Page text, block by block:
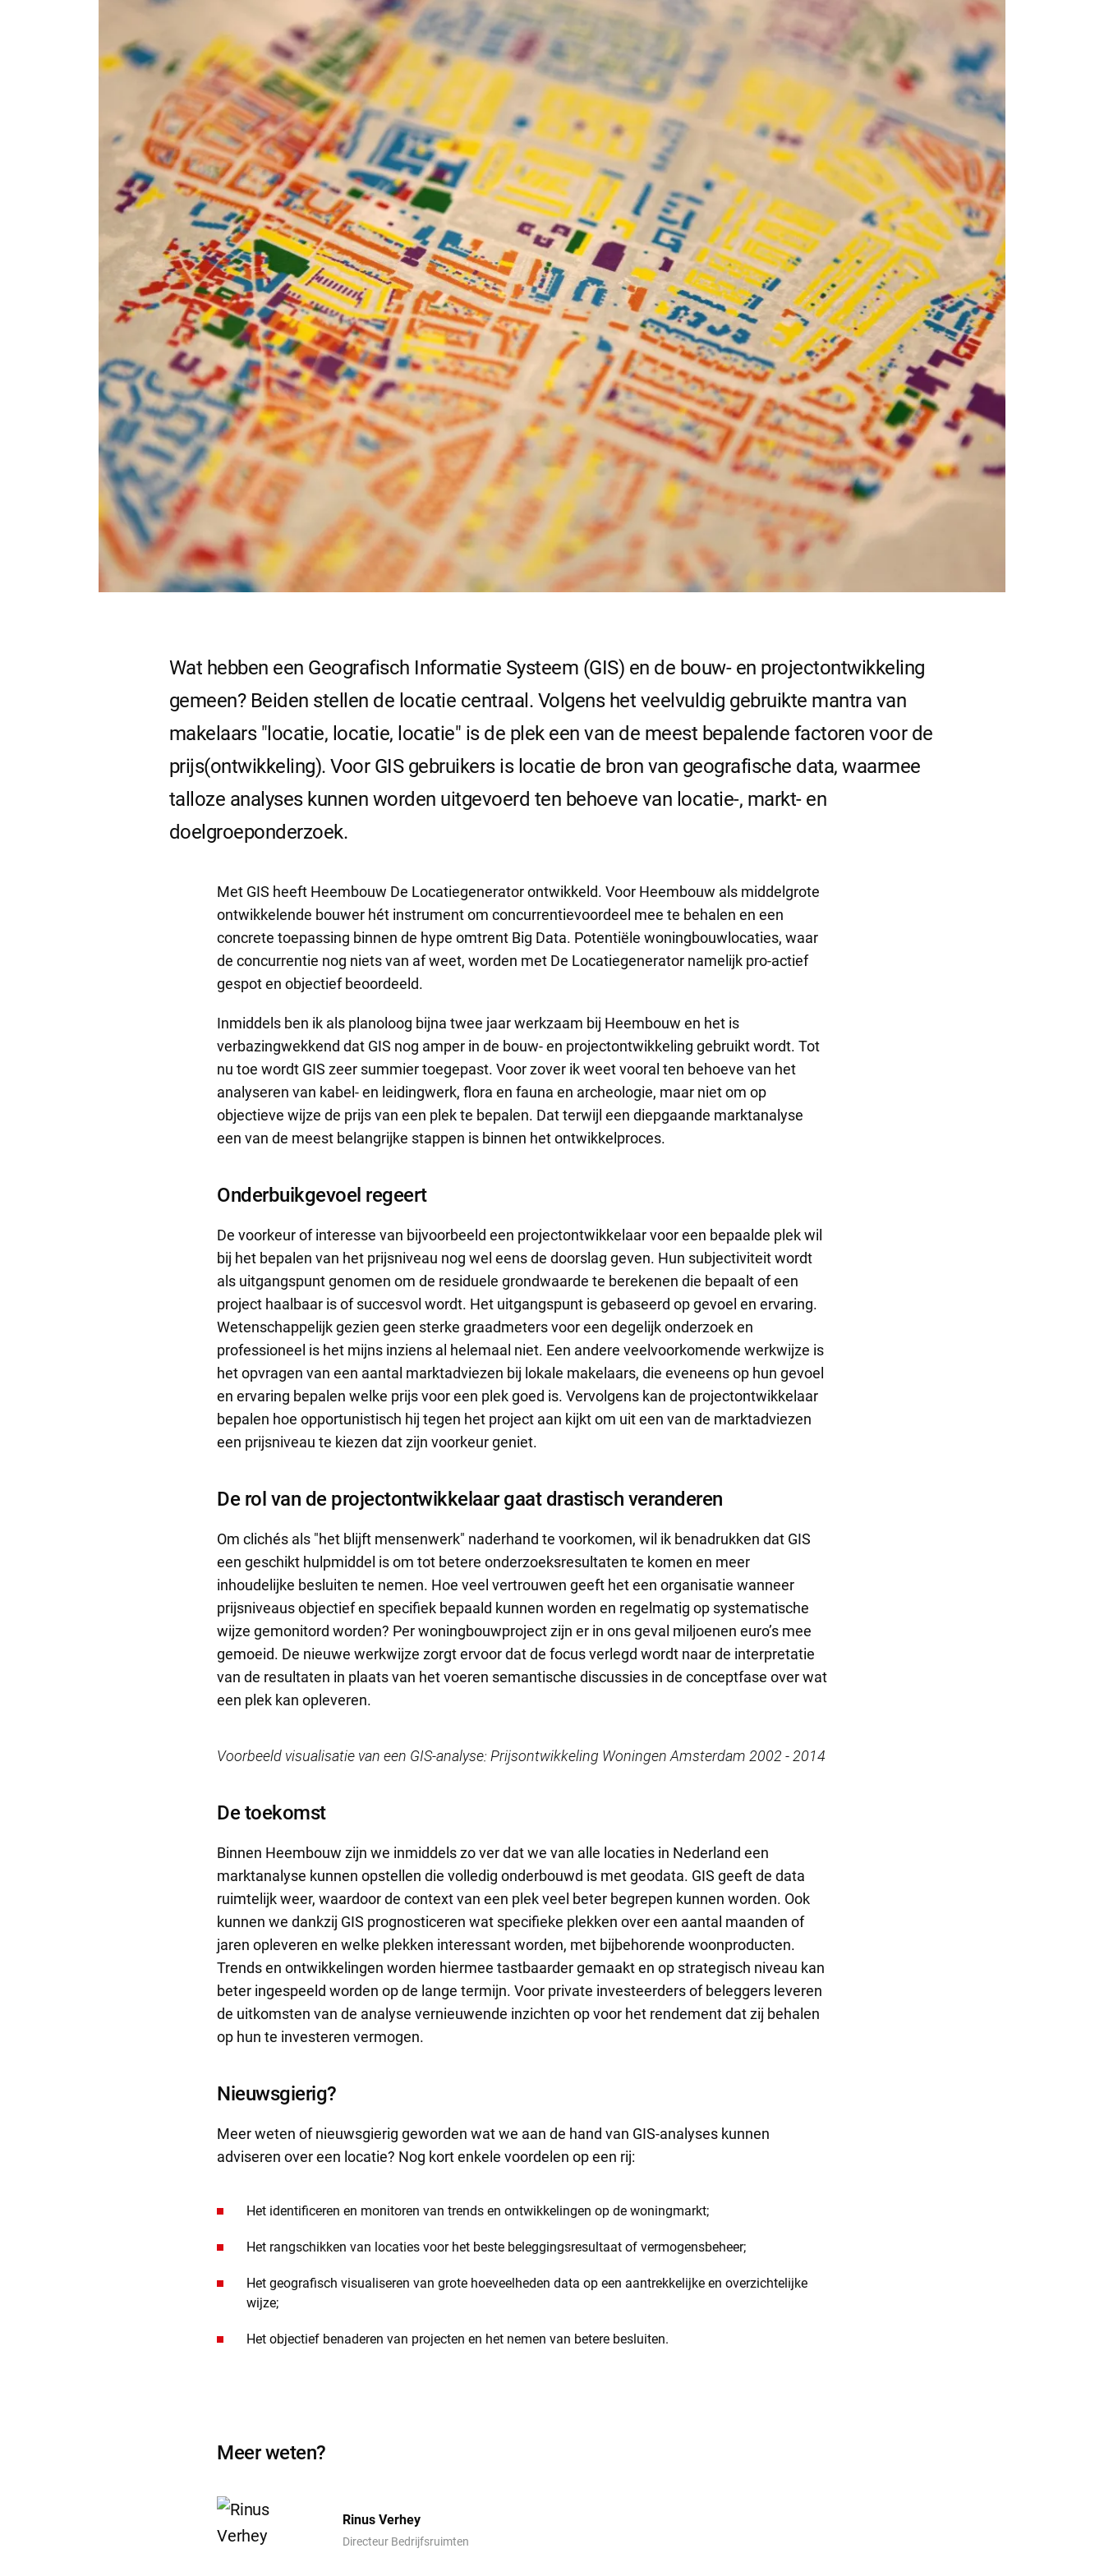
Wat hebben een Geografisch Informatie Systeem (GIS) en de bouw- en projectontwikkeling
gemeen? Beiden stellen de locatie centraal. Volgens het veelvuldig gebruikte mantra van
makelaars "locatie, locatie, locatie" is de plek een van de meest bepalende factoren voor de
prijs(ontwikkeling). Voor GIS gebruikers is locatie de bron van geografische data, waarmee
talloze analyses kunnen worden uitgevoerd ten behoeve van locatie-, markt- en
doelgroeponderzoek.
Met GIS heeft Heembouw De Locatiegenerator ontwikkeld. Voor Heembouw als middelgrote
ontwikkelende bouwer hét instrument om concurrentievoordeel mee te behalen en een
concrete toepassing binnen de hype omtrent Big Data. Potentiële woningbouwlocaties, waar
de concurrentie nog niets van af weet, worden met De Locatiegenerator namelijk pro-actief
gespot en objectief beoordeeld.
Inmiddels ben ik als planoloog bijna twee jaar werkzaam bij Heembouw en het is
verbazingwekkend dat GIS nog amper in de bouw- en projectontwikkeling gebruikt wordt. Tot
nu toe wordt GIS zeer summier toegepast. Voor zover ik weet vooral ten behoeve van het
analyseren van kabel- en leidingwerk, flora en fauna en archeologie, maar niet om op
objectieve wijze de prijs van een plek te bepalen. Dat terwijl een diepgaande marktanalyse
een van de meest belangrijke stappen is binnen het ontwikkelproces.
Onderbuikgevoel regeert
De voorkeur of interesse van bijvoorbeeld een projectontwikkelaar voor een bepaalde plek wil
bij het bepalen van het prijsniveau nog wel eens de doorslag geven. Hun subjectiviteit wordt
als uitgangspunt genomen om de residuele grondwaarde te berekenen die bepaalt of een
project haalbaar is of succesvol wordt. Het uitgangspunt is gebaseerd op gevoel en ervaring.
Wetenschappelijk gezien geen sterke graadmeters voor een degelijk onderzoek en
professioneel is het mijns inziens al helemaal niet. Een andere veelvoorkomende werkwijze is
het opvragen van een aantal marktadviezen bij lokale makelaars, die eveneens op hun gevoel
en ervaring bepalen welke prijs voor een plek goed is. Vervolgens kan de projectontwikkelaar
bepalen hoe opportunistisch hij tegen het project aan kijkt om uit een van de marktadviezen
een prijsniveau te kiezen dat zijn voorkeur geniet.
De rol van de projectontwikkelaar gaat drastisch veranderen
Om clichés als "het blijft mensenwerk" naderhand te voorkomen, wil ik benadrukken dat GIS
een geschikt hulpmiddel is om tot betere onderzoeksresultaten te komen en meer
inhoudelijke besluiten te nemen. Hoe veel vertrouwen geeft het een organisatie wanneer
prijsniveaus objectief en specifiek bepaald kunnen worden en regelmatig op systematische
wijze gemonitord worden? Per woningbouwproject zijn er in ons geval miljoenen euro’s mee
gemoeid. De nieuwe werkwijze zorgt ervoor dat de focus verlegd wordt naar de interpretatie
van de resultaten in plaats van het voeren semantische discussies in de conceptfase over wat
een plek kan opleveren.
Voorbeeld visualisatie van een GIS-analyse: Prijsontwikkeling Woningen Amsterdam 2002 - 2014
De toekomst
Binnen Heembouw zijn we inmiddels zo ver dat we van alle locaties in Nederland een
marktanalyse kunnen opstellen die volledig onderbouwd is met geodata. GIS geeft de data
ruimtelijk weer, waardoor de context van een plek veel beter begrepen kunnen worden. Ook
kunnen we dankzij GIS prognosticeren wat specifieke plekken over een aantal maanden of
jaren opleveren en welke plekken interessant worden, met bijbehorende woonproducten.
Trends en ontwikkelingen worden hiermee tastbaarder gemaakt en op strategisch niveau kan
beter ingespeeld worden op de lange termijn. Voor private investeerders of beleggers leveren
de uitkomsten van de analyse vernieuwende inzichten op voor het rendement dat zij behalen
op hun te investeren vermogen.
Nieuwsgierig?
Meer weten of nieuwsgierig geworden wat we aan de hand van GIS-analyses kunnen
adviseren over een locatie? Nog kort enkele voordelen op een rij:
Het identificeren en monitoren van trends en ontwikkelingen op de woningmarkt;
Het rangschikken van locaties voor het beste beleggingsresultaat of vermogensbeheer;
Het geografisch visualiseren van grote hoeveelheden data op een aantrekkelijke en overzichtelijke
wijze;
Het objectief benaderen van projecten en het nemen van betere besluiten.
Meer weten?
Rinus Verhey
Directeur Bedrijfsruimten